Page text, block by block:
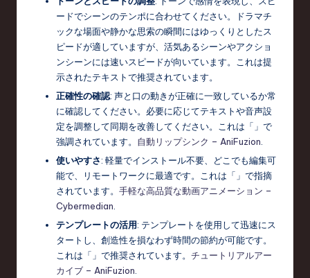
ードでシーンのテンポに合わせてください。ドラマチ
ックな場面や静かな思索の瞬間にはゆっくりとしたス
ピードが適していますが、活気あるシーンやアクショ
ンシーンには速いスピードが向いています。これは提
示されたテキストで推奨されています。
正確性の確認: 声と口の動きが正確に一致しているか常
に確認してください。必要に応じてテキストや音声設
定を調整して同期を改善してください。これは「」で
強調されています。 自動リップシンク – AniFuzion
使いやすさ: 軽量でインストール不要、どこでも編集可
能で、リモートワークに最適です。これは「」で指摘
されています。 手軽な高品質な動画アニメーション –
Cybermedian
テンプレートの活用: テンプレートを使用して迅速にス
タートし、創造性を損なわず時間の節約が可能です。
これは「」で推奨されています。 チュートリアルアー
カイブ – AniFuzion.